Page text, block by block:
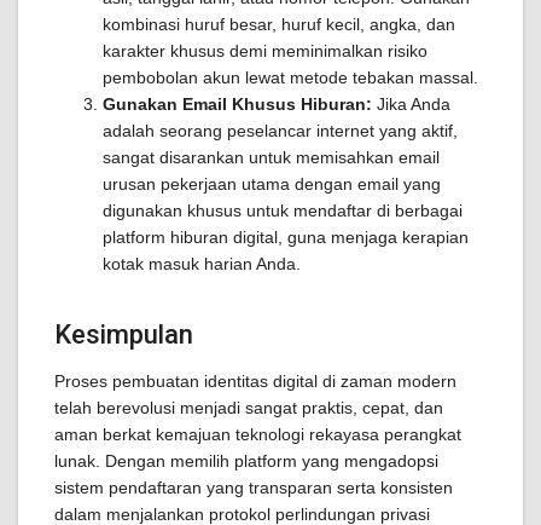
kombinasi huruf besar, huruf kecil, angka, dan
karakter khusus demi meminimalkan risiko
pembobolan akun lewat metode tebakan massal.
Gunakan Email Khusus Hiburan: Jika Anda
adalah seorang peselancar internet yang aktif,
sangat disarankan untuk memisahkan email
urusan pekerjaan utama dengan email yang
digunakan khusus untuk mendaftar di berbagai
platform hiburan digital, guna menjaga kerapian
kotak masuk harian Anda.
Kesimpulan
Proses pembuatan identitas digital di zaman modern
telah berevolusi menjadi sangat praktis, cepat, dan
aman berkat kemajuan teknologi rekayasa perangkat
lunak. Dengan memilih platform yang mengadopsi
sistem pendaftaran yang transparan serta konsisten
dalam menjalankan protokol perlindungan privasi